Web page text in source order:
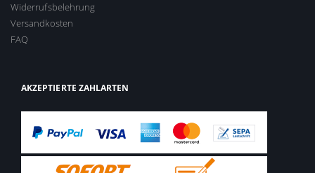
Widerrufsbelehrung
Versandkosten
FAQ
AKZEPTIERTE ZAHLARTEN